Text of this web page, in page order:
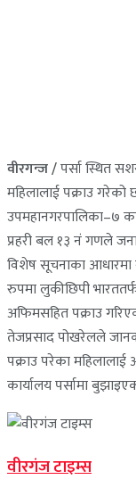
वीरगन्ज /पर्सा स्थित
महिलालाई पक्राउ गरेको
उपमहानगरपालिका–७
प्रहरी बल १३ नं गणले
विशेष सूचनाका आधारमा
रुपमा लुकीछिपी
अफिमसहित पक्राउ
तेजप्रसाद पोखरेलले
पक्राउ परेका महिलालाई
कार्यालय पर्सामा
वीरगंज टाइम्स